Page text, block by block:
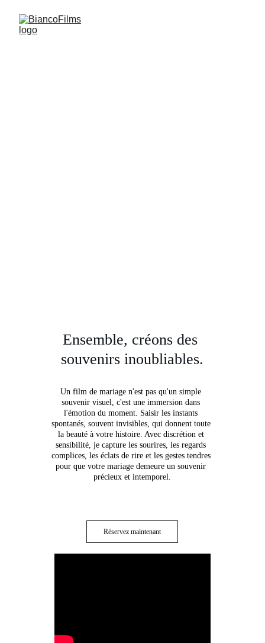
Un film de mariage n'est pas qu'un simple
souvenir visuel, c'est une immersion dans
l'émotion du moment. Saisir les instants
spontanés, souvent invisibles, qui donnent toute
la beauté à votre histoire. Avec discrétion et
sensibilité, je capture les sourires, les regards
complices, les éclats de rire et les gestes tendres
pour que votre mariage demeure un souvenir
précieux et intemporel.
Ensemble, créons des
souvenirs inoubliables.
Réservez maintenant